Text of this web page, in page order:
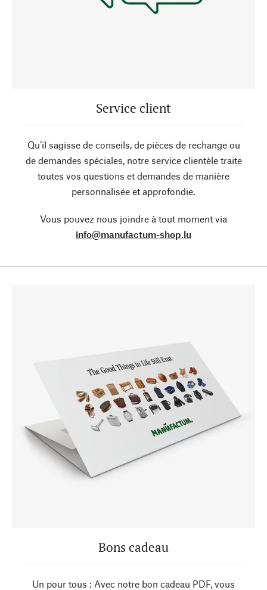
Service client
Qu’il sagisse de conseils, de pièces de rechange ou
de demandes spéciales, notre service clientèle traite
toutes vos questions et demandes de manière
personnalisée et approfondie.
Vous pouvez nous joindre à tout moment via
info@manufactum-shop.lu
Bons cadeau
Un pour tous : Avec notre bon cadeau PDF, vous